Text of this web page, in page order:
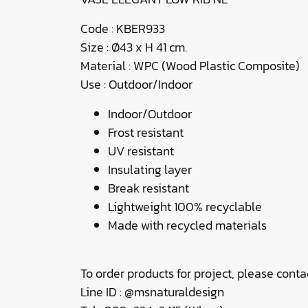
Code : KBER933
Size : Ø43 x H 41 cm.
Material : WPC (Wood Plastic Composite)
Use : Outdoor/Indoor
Indoor/Outdoor
Frost resistant
UV resistant
Insulating layer
Break resistant
Lightweight 100% recyclable
Made with recycled materials
To order products for project, please
Line ID : @msnaturaldesign